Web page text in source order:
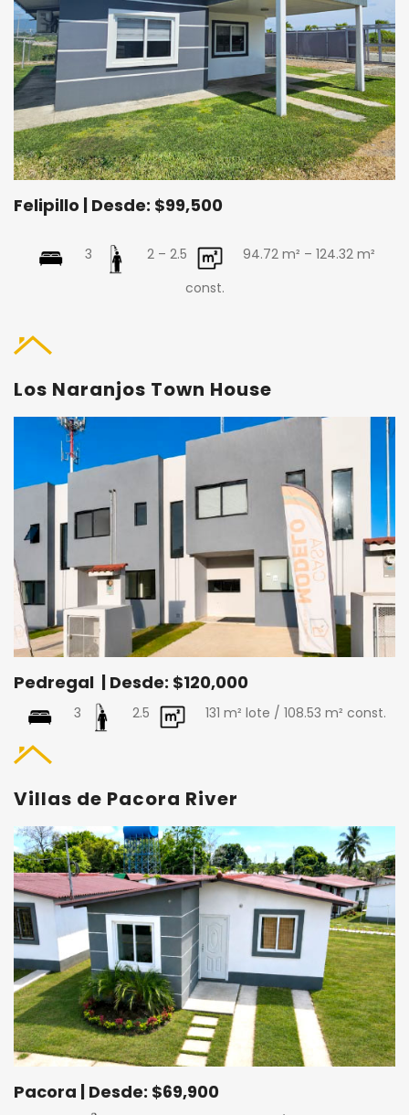
Felipillo | Desde: $99,500
3 2 – 2.5 94.72 m² – 124.32 m²
const.
Los Naranjos Town House
Pedregal | Desde: $120,000
3 2.5 131 m² lote / 108.53 m² const.
Villas de Pacora River
Pacora | Desde: $69,900